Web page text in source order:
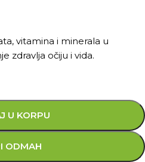
vitamina i minerala u
zdravlja očiju i vida.
U KORPU
ODMAH